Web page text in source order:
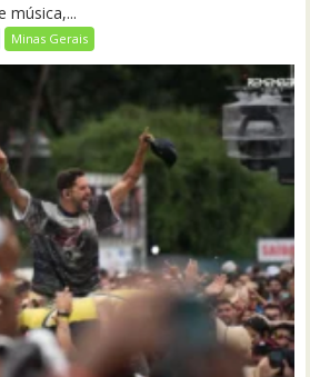
música,...
Minas Gerais